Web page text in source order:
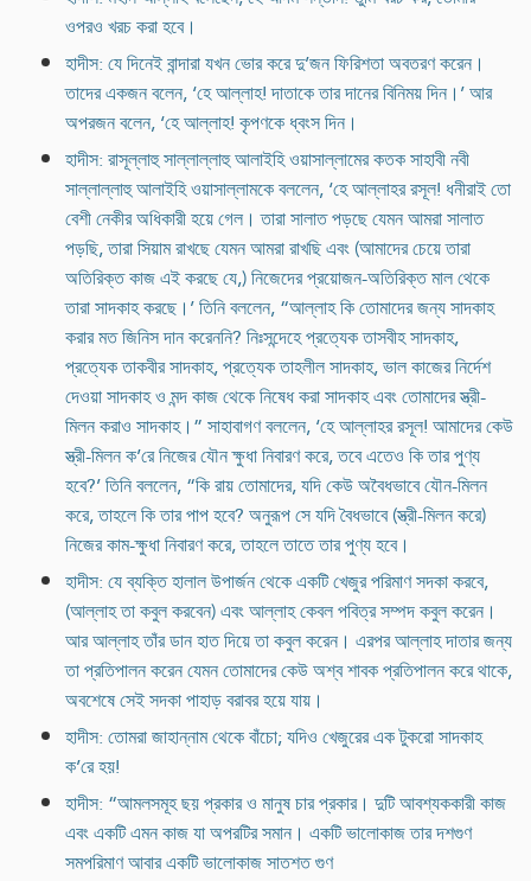
ওপরও খরচ করা হবে।
হাদীস: যে দিনেই বান্দারা যখন ভোর করে দু’জন ফিরিশতা অবতরণ করেন।
তাদের একজন বলেন, ‘হে আল্লাহ! দাতাকে তার দানের বিনিময় দিন।’ আর
অপরজন বলেন, ‘হে আল্লাহ! কৃপণকে ধ্বংস দিন।
হাদীস: রাসূল্লাহু সাল্লাল্লাহু আলাইহি ওয়াসাল্লামের কতক সাহাবী নবী
সাল্লাল্লাহু আলাইহি ওয়াসাল্লামকে বললেন, ‘হে আল্লাহর রসূল! ধনীরাই তো
বেশী নেকীর অধিকারী হয়ে গেল। তারা সালাত পড়ছে যেমন আমরা সালাত
পড়ছি, তারা সিয়াম রাখছে যেমন আমরা রাখছি এবং (আমাদের চেয়ে তারা
অতিরিক্ত কাজ এই করছে যে,) নিজেদের প্রয়োজন-অতিরিক্ত মাল থেকে
তারা সাদকাহ করছে।’ তিনি বললেন, “আল্লাহ কি তোমাদের জন্য সাদকাহ
করার মত জিনিস দান করেননি? নিঃসন্দেহে প্রত্যেক তাসবীহ সাদকাহ,
প্রত্যেক তাকবীর সাদকাহ, প্রত্যেক তাহলীল সাদকাহ, ভাল কাজের নির্দেশ
দেওয়া সাদকাহ ও মন্দ কাজ থেকে নিষেধ করা সাদকাহ এবং তোমাদের স্ত্রী-
মিলন করাও সাদকাহ।” সাহাবাগণ বললেন, ‘হে আল্লাহর রসূল! আমাদের কেউ
স্ত্রী-মিলন ক’রে নিজের যৌন ক্ষুধা নিবারণ করে, তবে এতেও কি তার পুণ্য
হবে?’ তিনি বললেন, “কি রায় তোমাদের, যদি কেউ অবৈধভাবে যৌন-মিলন
করে, তাহলে কি তার পাপ হবে? অনুরূপ সে যদি বৈধভাবে (স্ত্রী-মিলন করে)
নিজের কাম-ক্ষুধা নিবারণ করে, তাহলে তাতে তার পুণ্য হবে।
হাদীস: যে ব্যক্তি হালাল উপার্জন থেকে একটি খেজুর পরিমাণ সদকা করবে,
(আল্লাহ তা কবুল করবেন) এবং আল্লাহ কেবল পবিত্র সম্পদ কবুল করেন।
আর আল্লাহ তাঁর ডান হাত দিয়ে তা কবুল করেন। এরপর আল্লাহ দাতার জন্য
তা প্রতিপালন করেন যেমন তোমাদের কেউ অশ্ব শাবক প্রতিপালন করে থাকে,
অবশেষে সেই সদকা পাহাড় বরাবর হয়ে যায়।
হাদীস: তোমরা জাহান্নাম থেকে বাঁচো; যদিও খেজুরের এক টুকরো সাদকাহ
ক’রে হয়!
হাদীস: “আমলসমূহ ছয় প্রকার ও মানুষ চার প্রকার। দুটি আবশ্যককারী কাজ
এবং একটি এমন কাজ যা অপরটির সমান। একটি ভালোকাজ তার দশগুণ
সমপরিমাণ আবার একটি ভালোকাজ সাতশত গুণ